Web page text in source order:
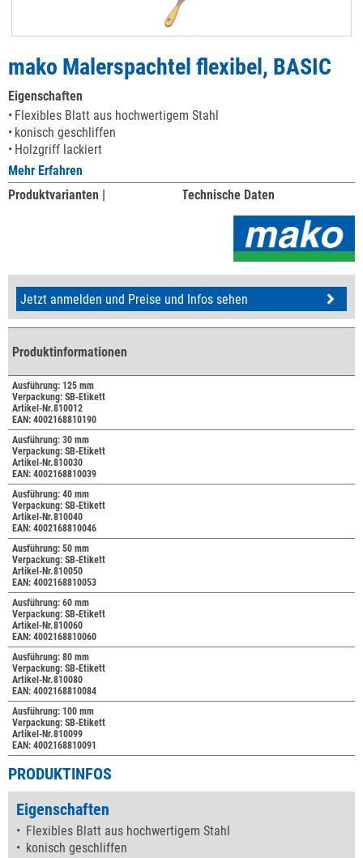
mako Malerspachtel flexibel, BASIC
Eigenschaften
Flexibles Blatt aus hochwertigem Stahl
konisch geschliffen
Holzgriff lackiert
Mehr Erfahren
Produktvarianten |
Technische Daten
Jetzt anmelden und Preise und Infos sehen
Produktinformationen
Ausführung: 125 mm
Verpackung: SB-Etikett
Artikel-Nr.810012
EAN: 4002168810190
Ausführung: 30 mm
Verpackung: SB-Etikett
Artikel-Nr.810030
EAN: 4002168810039
Ausführung: 40 mm
Verpackung: SB-Etikett
Artikel-Nr.810040
EAN: 4002168810046
Ausführung: 50 mm
Verpackung: SB-Etikett
Artikel-Nr.810050
EAN: 4002168810053
Ausführung: 60 mm
Verpackung: SB-Etikett
Artikel-Nr.810060
EAN: 4002168810060
Ausführung: 80 mm
Verpackung: SB-Etikett
Artikel-Nr.810080
EAN: 4002168810084
Ausführung: 100 mm
Verpackung: SB-Etikett
Artikel-Nr.810099
EAN: 4002168810091
PRODUKTINFOS
Eigenschaften
Flexibles Blatt aus hochwertigem Stahl
konisch geschliffen